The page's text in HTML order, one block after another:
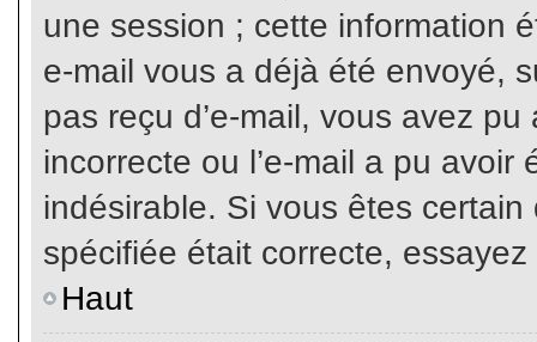
une session ; cette information
e-mail vous a déjà été envoyé,
pas reçu d’e-mail, vous avez
incorrecte ou l’e-mail a pu
indésirable. Si vous êtes
spécifiée était correcte,
Haut